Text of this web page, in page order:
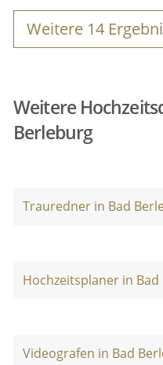
Weitere 14
Weitere
Berleburg
Trauredner in Bad
Hochzeitsplaner in
Videografen in Bad